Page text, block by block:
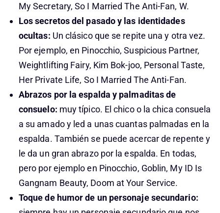
My Secretary, So I Married The Anti-Fan, W.
Los secretos del pasado y las identidades
ocultas: Un clásico que se repite una y otra vez.
Por ejemplo, en Pinocchio, Suspicious Partner,
Weightlifting Fairy, Kim Bok-joo, Personal Taste,
Her Private Life, So I Married The Anti-Fan.
Abrazos por la espalda y palmaditas de
consuelo: muy típico. El chico o la chica consuela
a su amado y led a unas cuantas palmadas en la
espalda. También se puede acercar de repente y
le da un gran abrazo por la espalda. En todas,
pero por ejemplo en Pinocchio, Goblin, My ID Is
Gangnam Beauty, Doom at Your Service.
Toque de humor de un personaje secundario: